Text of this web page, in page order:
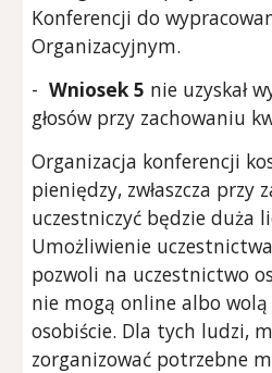
Konferencji do
Organizacyjnym.
-Wniosek 5 nie uzyskał
głosów przy zachowaniu
Organizacja konferencji
pieniędzy, zwłaszcza przy
uczestniczyć będzie duża
Umożliwienie
pozwoli na uczestnictwo
nie mogą online albo wolą
osobiście. Dla tych ludzi,
zorganizować potrzebne